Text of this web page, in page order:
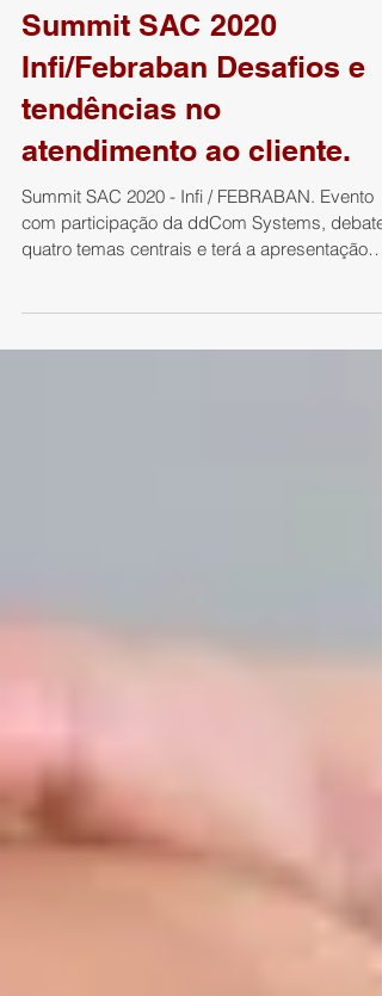
Summit SAC 2020
Infi/Febraban Desafios e
tendências no
atendimento ao cliente.
quatro temas centrais e terá a apresentação
de...